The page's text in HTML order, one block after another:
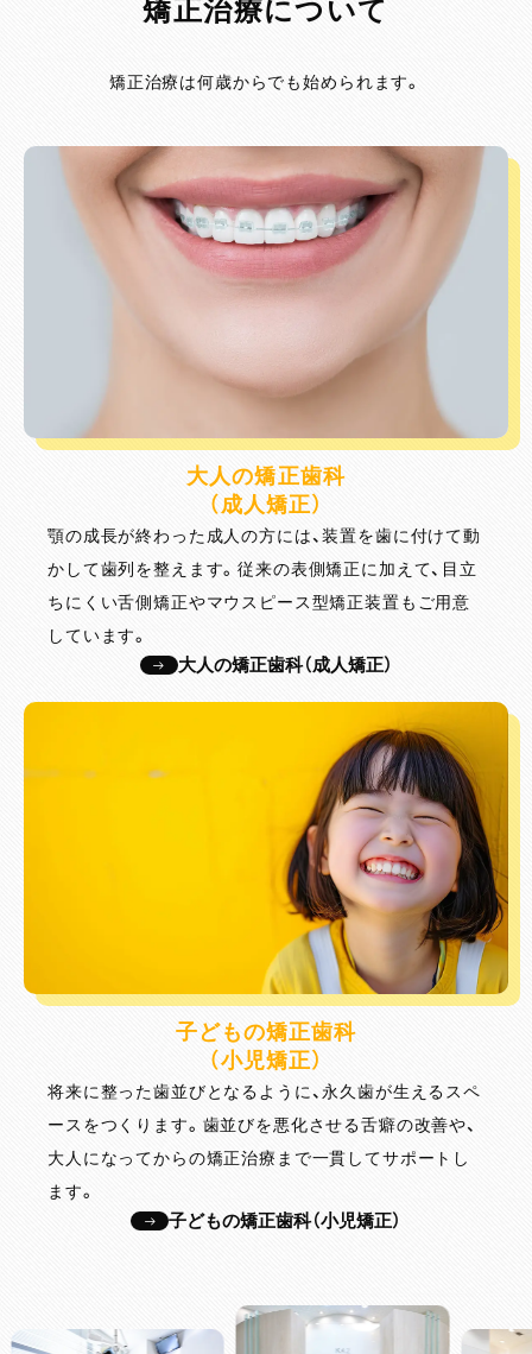
矯正治療について
矯正治療は何歳からでも始められます。
大人の矯正歯科
（成人矯正）
顎の成長が終わった成人の方には、装置を歯に付けて動
かして歯列を整えます。従来の表側矯正に加えて、目立
ちにくい舌側矯正やマウスピース型矯正装置もご用意
しています。
大人の矯正歯科（成人矯正）
子どもの矯正歯科
（小児矯正）
将来に整った歯並びとなるように、永久歯が生えるスペ
ースをつくります。歯並びを悪化させる舌癖の改善や、
大人になってからの矯正治療まで一貫してサポートし
ます。
子どもの矯正歯科（小児矯正）